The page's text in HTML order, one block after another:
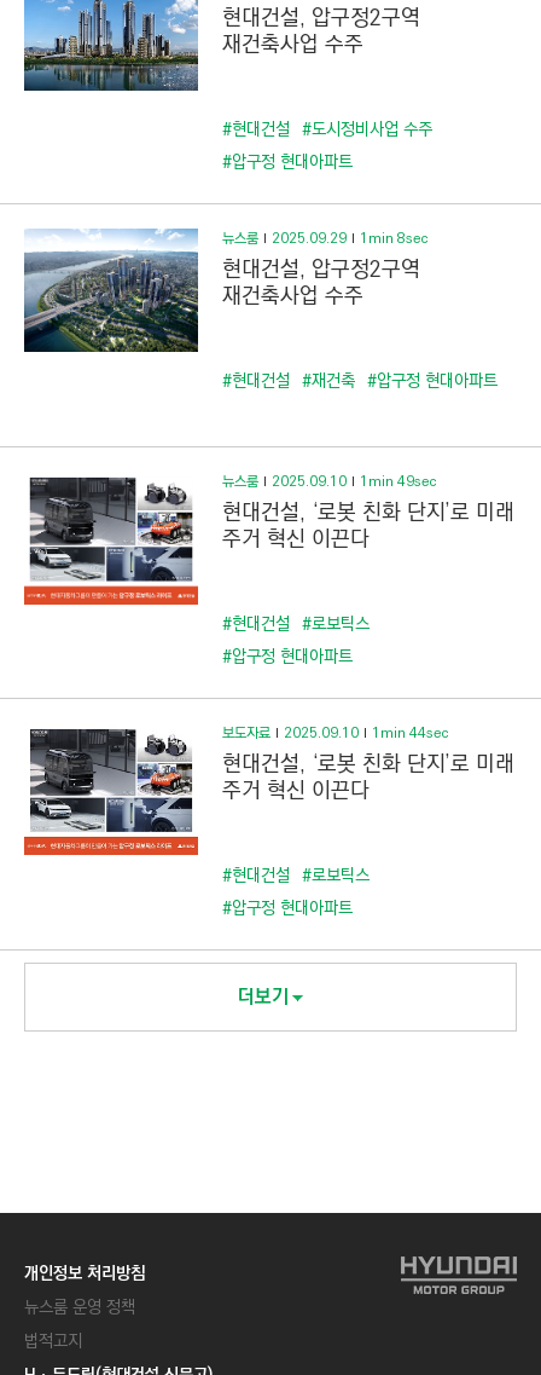
현대건설, 압구정2구역
재건축사업 수주
#현대건설 #도시정비사업 수주
#압구정 현대아파트
뉴스룸 2025.09.29 1min 8sec
현대건설, 압구정2구역
재건축사업 수주
#현대건설 #재건축 #압구정 현대아파트
뉴스룸 2025.09.10 1min 49sec
현대건설, ‘로봇 친화 단지’로 미래
주거 혁신 이끈다
#현대건설 #로보틱스
#압구정 현대아파트
보도자료 2025.09.10 1min 44sec
현대건설, ‘로봇 친화 단지’로 미래
주거 혁신 이끈다
#현대건설 #로보틱스
#압구정 현대아파트
더보기
개인정보 처리방침
뉴스룸 운영 정책
법적고지